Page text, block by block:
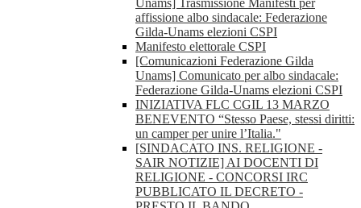
Unams] Trasmissione Manifesti per
affissione albo sindacale: Federazione
Gilda-Unams elezioni CSPI
Manifesto elettorale CSPI
[Comunicazioni Federazione Gilda
Unams] Comunicato per albo sindacale:
Federazione Gilda-Unams elezioni CSPI
INIZIATIVA FLC CGIL 13 MARZO
BENEVENTO “Stesso Paese, stessi diritti:
un camper per unire l’Italia."
[SINDACATO INS. RELIGIONE -
SAIR NOTIZIE] AI DOCENTI DI
RELIGIONE - CONCORSI IRC
PUBBLICATO IL DECRETO -